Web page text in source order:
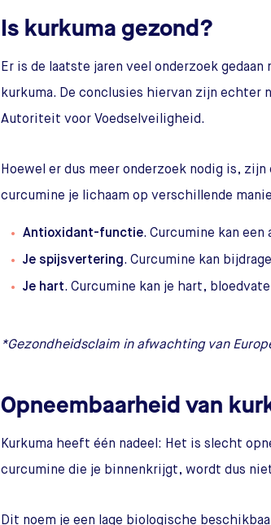
Is kurkuma gezond?
Er is de laatste jaren veel onderzoek
kurkuma. De conclusies hiervan zijn echter
Autoriteit voor Voedselveiligheid.
Hoewel er dus meer onderzoek nodig is,
curcumine je lichaam op verschillende
Antioxidant-functie. Curcumine kan
Je spijsvertering. Curcumine kan
Je hart. Curcumine kan je hart,
*Gezondheidsclaim in afwachting van
Opneembaarheid van
Kurkuma heeft één nadeel: Het is slecht
curcumine die je binnenkrijgt, wordt dus
Dit noem je een lage biologische